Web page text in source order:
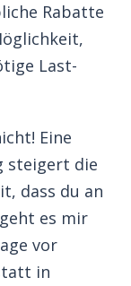
Rabatte
Last-
Eine
steigert die
dass du an
es mir
vor
in